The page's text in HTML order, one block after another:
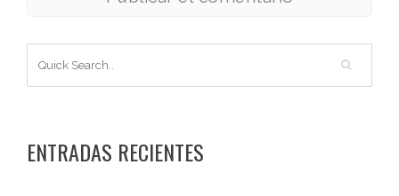
ENTRADAS RECIENTES